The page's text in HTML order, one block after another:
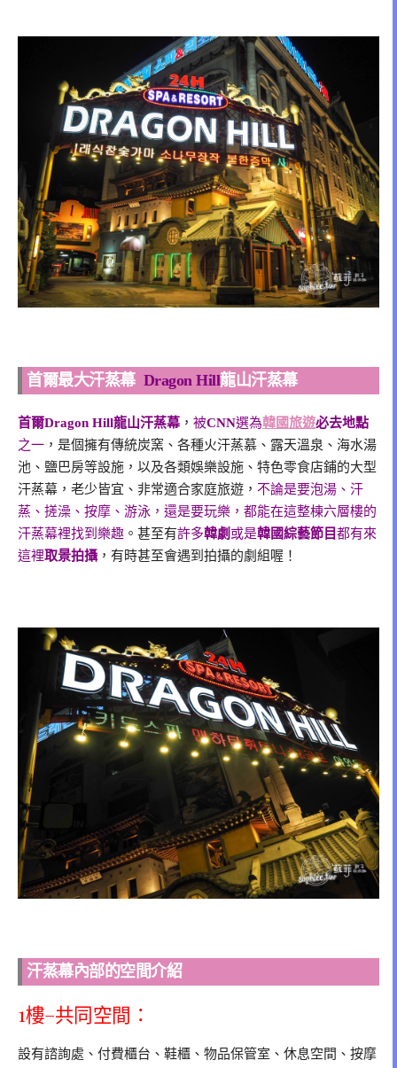
首爾最大汗蒸幕 Dragon Hill龍山汗蒸幕
首爾Dragon Hill龍山汗蒸幕， 被CNN選為韓國旅遊必去地點
之一 ，是個擁有傳統炭窯、各種火汗蒸慕、露天溫泉、海水湯
池、鹽巴房等設施，以及各類娛樂設施、特色零食店鋪的大型
汗蒸幕，老少皆宜、非常適合家庭旅遊， 不論是要泡湯、汗
蒸、搓澡、按摩、游泳，還是要玩樂，都能在這整棟六層樓的
汗蒸幕裡找到樂趣 。甚至有許多韓劇 或是韓國綜藝節目都有來
這裡取景拍攝 ，有時甚至會遇到拍攝的劇組喔！
汗蒸幕內部的空間介紹
1樓–共同空間：
設有諮詢處、付費櫃台、鞋櫃、物品保管室、休息空間、按摩